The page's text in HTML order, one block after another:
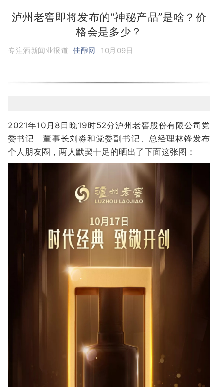
泸州老窖即将发布的“神秘产品”是啥？价
格会是多少？
专注酒新闻业报道 佳酿网 10月09日
2021年10月8日晚19时52分泸州老窖股份有限公司党
委书记、董事长刘淼和党委副书记、总经理林锋发布
个人朋友圈，两人默契十足的晒出了下面这张图：